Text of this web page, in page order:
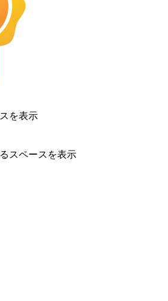
を表示
スペースを表示